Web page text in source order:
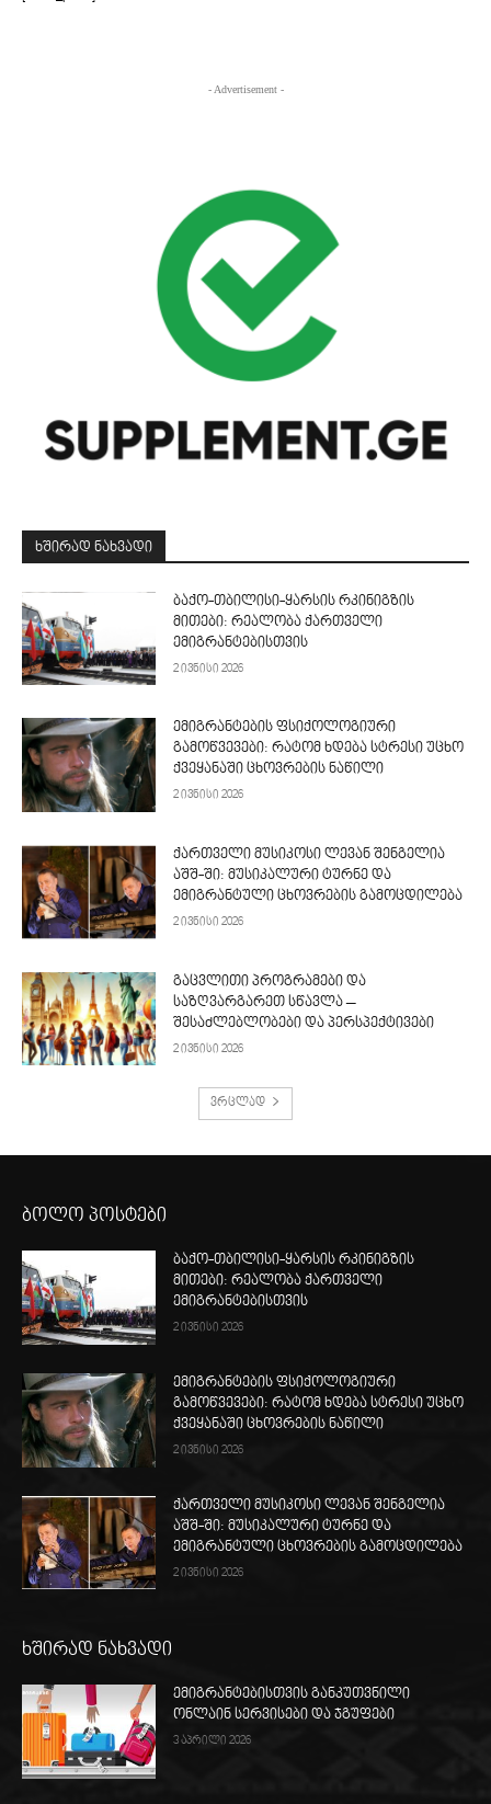
- Advertisement -
ᲮᲨᲘᲠᲐᲓ ᲜᲐᲮᲕᲐᲓᲘ
ბაქო-თბილისი-ყარსის რკინიგზის
მითები: რეალობა ქართველი
ემიგრანტებისთვის
2 ივნისი 2026
ემიგრანტების ფსიქოლოგიური
გამოწვევები: რატომ ხდება სტრესი უცხო
ქვეყანაში ცხოვრების ნაწილი
2 ივნისი 2026
ქართველი მუსიკოსი ლევან შენგელია
აშშ-ში: მუსიკალური ტურნე და
ემიგრანტული ცხოვრების გამოცდილება
2 ივნისი 2026
გაცვლითი პროგრამები და
საზღვარგარეთ სწავლა –
შესაძლებლობები და პერსპექტივები
2 ივნისი 2026
ვრცლად
ბოლო პოსტები
ბაქო-თბილისი-ყარსის რკინიგზის
მითები: რეალობა ქართველი
ემიგრანტებისთვის
2 ივნისი 2026
ემიგრანტების ფსიქოლოგიური
გამოწვევები: რატომ ხდება სტრესი უცხო
ქვეყანაში ცხოვრების ნაწილი
2 ივნისი 2026
ქართველი მუსიკოსი ლევან შენგელია
აშშ-ში: მუსიკალური ტურნე და
ემიგრანტული ცხოვრების გამოცდილება
2 ივნისი 2026
ხშირად ნახვადი
ემიგრანტებისთვის განკუთვნილი
ონლაინ სერვისები და ჯგუფები
3 აპრილი 2026